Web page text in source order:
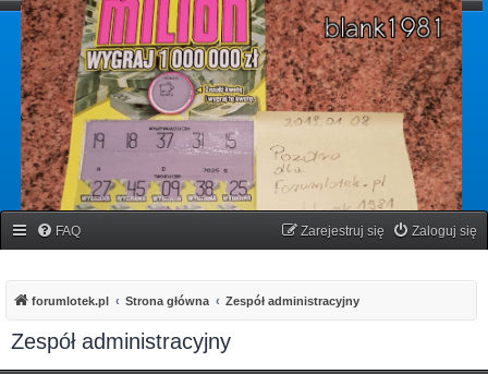
forumlotek.pl
Forum gier liczbowych
FAQ Zaloguj się
Zarejestruj się
forumlotek.pl Strona główna Zespół administracyjny
Zespół administracyjny